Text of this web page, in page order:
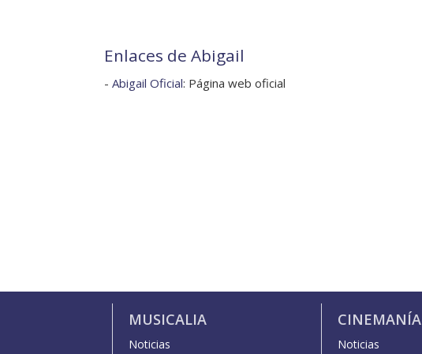
Enlaces de Abigail
- Abigail Oficial: Página web oficial
MUSICALIA
Noticias
CINEMANÍA
Noticias